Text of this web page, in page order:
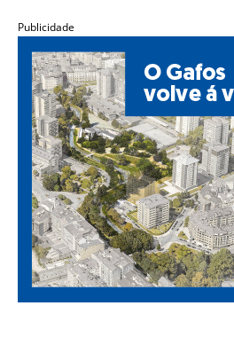
Publicidade